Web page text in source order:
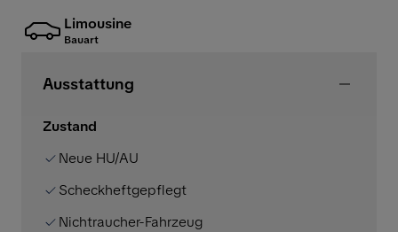
Limousine
Bauart
Ausstattung
Zustand
Neue HU/AU
Scheckheftgepflegt
Nichtraucher-Fahrzeug